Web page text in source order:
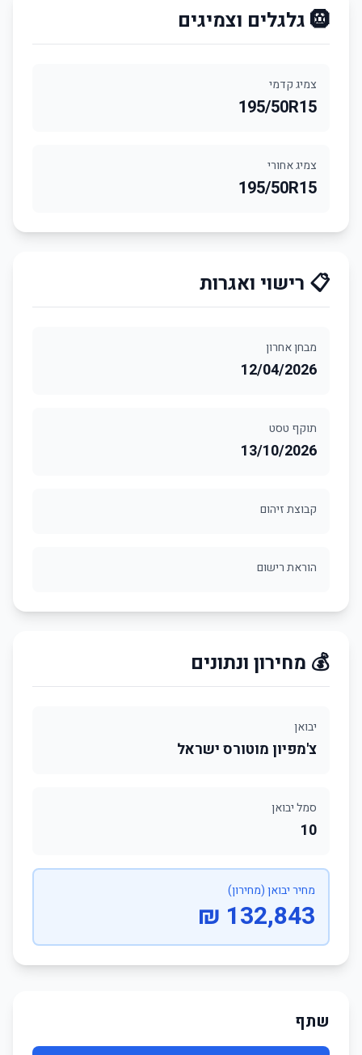
🛞 גלגלים וצמיגים
צמיג קדמי
195/50R15
צמיג אחורי
195/50R15
📋 רישוי ואגרות
מבחן אחרון
12/04/2026
תוקף טסט
13/10/2026
קבוצת זיהום
הוראת רישום
💰 מחירון ונתונים
יבואן
צ'מפיון מוטורס ישראל
סמל יבואן
10
מחיר יבואן (מחירון)
132,843 ₪
שתף